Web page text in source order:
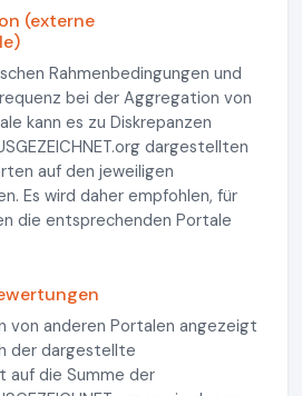
(externe
Rahmenbedingungen und
bei der Aggregation von
kann es zu Diskrepanzen
dargestellten
auf den jeweiligen
Es wird daher empfohlen, für
die entsprechenden Portale
von anderen Portalen angezeigt
der dargestellte
auf die Summe der